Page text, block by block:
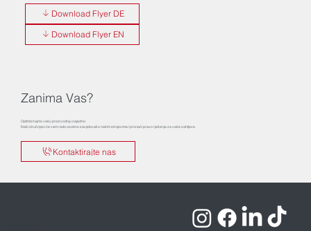
Download Flyer DE
Download Flyer EN
Zanima Vas?
Optimizirajmo vašu proizvodnju zajedno.
Naši stručnjaci će vam rado osobno savjetovati o našim strojevima i pronaći pravo rješenje za vaše zahtjeve.
Kontaktirajte nas